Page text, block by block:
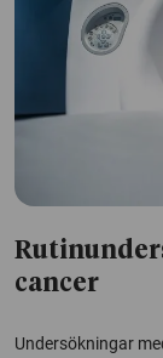
cancer
Undersökningar